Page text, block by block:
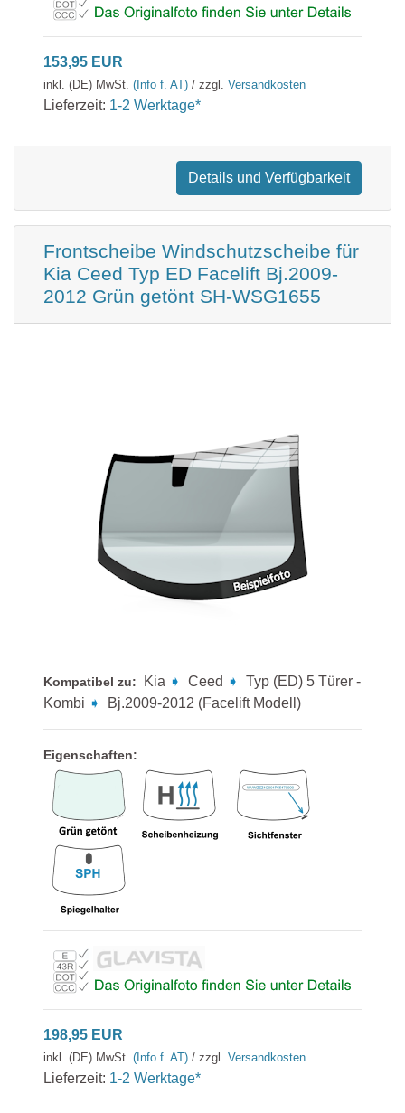
153,95 EUR
inkl. (DE) MwSt. (Info f. AT) / zzgl. Versandkosten
Lieferzeit: 1-2 Werktage*
Details und Verfügbarkeit
Frontscheibe Windschutzscheibe für
Kia Ceed Typ ED Facelift Bj.2009-
2012 Grün getönt SH-WSG1655
Kompatibel zu: Kia ➧ Ceed ➧
Typ (ED) 5 Türer -
Kombi ➧ Bj.2009-2012 (Facelift Modell)
Eigenschaften:
198,95 EUR
inkl. (DE) MwSt. (Info f. AT) / zzgl. Versandkosten
Lieferzeit: 1-2 Werktage*